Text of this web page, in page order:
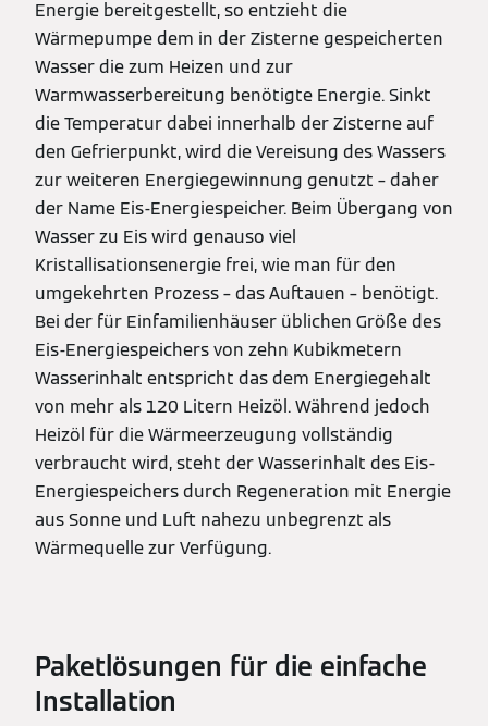
Energie bereitgestellt, so entzieht die
Wärmepumpe dem in der Zisterne gespeicherten
Wasser die zum Heizen und zur
Warmwasserbereitung benötigte Energie. Sinkt
die Temperatur dabei innerhalb der Zisterne auf
den Gefrierpunkt, wird die Vereisung des Wassers
zur weiteren Energiegewinnung genutzt – daher
der Name Eis-Energiespeicher. Beim Übergang von
Wasser zu Eis wird genauso viel
Kristallisationsenergie frei, wie man für den
umgekehrten Prozess – das Auftauen – benötigt.
Bei der für Einfamilienhäuser üblichen Größe des
Eis-Energiespeichers von zehn Kubikmetern
Wasserinhalt entspricht das dem Energiegehalt
von mehr als 120 Litern Heizöl. Während jedoch
Heizöl für die Wärmeerzeugung vollständig
verbraucht wird, steht der Wasserinhalt des Eis-
Energiespeichers durch Regeneration mit Energie
aus Sonne und Luft nahezu unbegrenzt als
Wärmequelle zur Verfügung.
Paketlösungen für die einfache
Installation